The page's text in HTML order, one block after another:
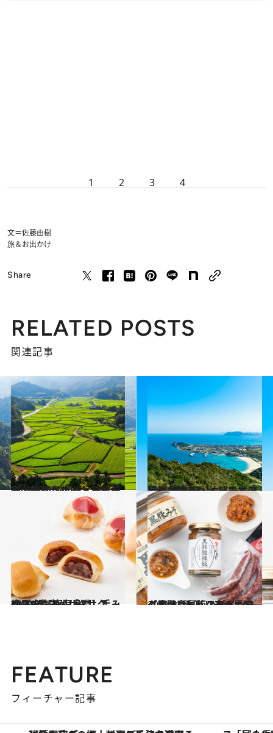
1 2 3 4
文＝佐藤由樹
旅＆お出かけ
Share
RELATED POSTS
関連記事
2021.4.26
いつか行きたい！ 日本の春の絶景 ～九州・沖縄篇～《全40スポット》
旅＆お出かけ 2021.8.4
いつか行きたい！ 日本の絶景 ～九州・沖縄エリア 夏篇2021～
旅＆お出かけ
2021.2.15
2020年【鹿児島県】手みやげ3選 皮がサクサク、絶品の塩あんぱん
グルメ 2021.8.23
【鹿児島県】スパイシーグルメ3種 ピリ辛の黒豚＆黒酢はご飯のおともに
グルメ
FEATURE
フィーチャー記事